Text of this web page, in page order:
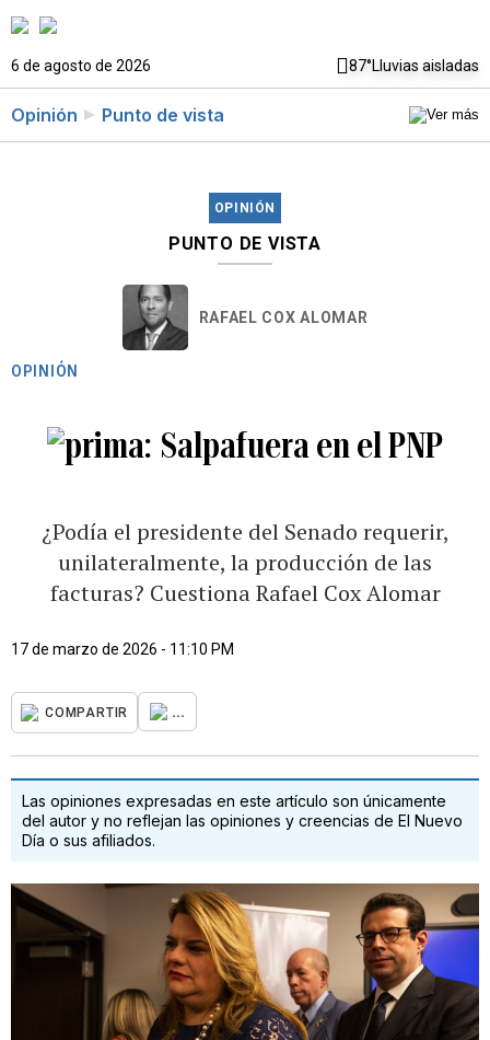
6 de agosto de 2026 87°Lluvias aisladas
Opinión Punto de vista
OPINIÓN
PUNTO DE VISTA
RAFAEL COX ALOMAR
OPINIÓN
Salpafuera en el PNP
¿Podía el presidente del Senado requerir,
unilateralmente, la producción de las
facturas? Cuestiona Rafael Cox Alomar
17 de marzo de 2026 - 11:10 PM
COMPARTIR ...
Las opiniones expresadas en este artículo son únicamente
del autor y no reflejan las opiniones y creencias de El Nuevo
Día o sus afiliados.